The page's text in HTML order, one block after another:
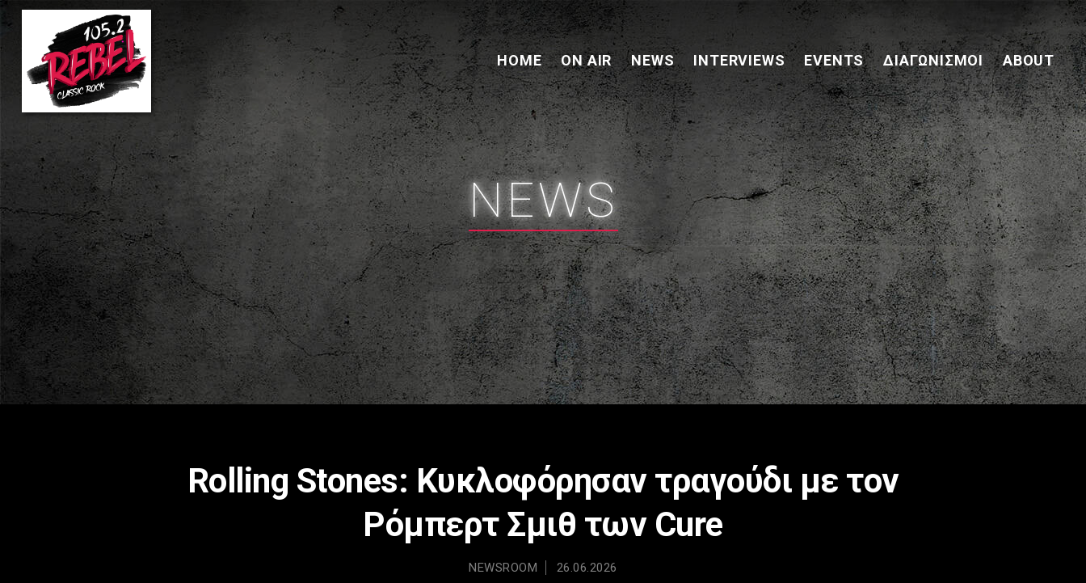
HOME ON AIR NEWS INTERVIEWS EVENTS ΔΙΑΓΩΝΙΣΜΟΊ ABOUT
NEWS
Rolling Stones: Κυκλοφόρησαν τραγούδι με τον
Ρόμπερτ Σμιθ των Cure
NEWSROOM 26.06.2026